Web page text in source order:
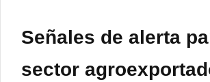
Señales de alerta
sector